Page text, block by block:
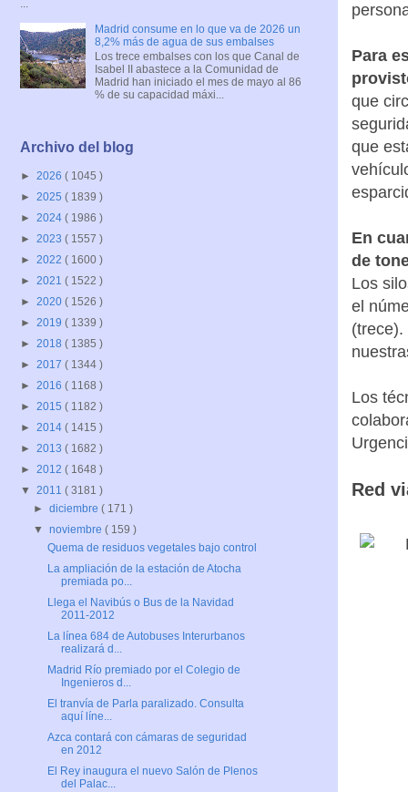
Para
que
que
En
de
Los
el
Los
Red
Madrid consume en lo que va de 2026 un
8,2% más de agua de sus embalses
Los trece embalses con los que Canal de
Isabel II abastece a la Comunidad de
Madrid han iniciado el mes de mayo al 86
% de su capacidad máxi...
Archivo del blog
► 2026 ( 1045 )
► 2025 ( 1839 )
► 2024 ( 1986 )
► 2023 ( 1557 )
► 2022 ( 1600 )
► 2021 ( 1522 )
► 2020 ( 1526 )
► 2019 ( 1339 )
► 2018 ( 1385 )
► 2017 ( 1344 )
► 2016 ( 1168 )
► 2015 ( 1182 )
► 2014 ( 1415 )
► 2013 ( 1682 )
► 2012 ( 1648 )
▼ 2011 ( 3181 )
►diciembre( 171 )
▼noviembre( 159 )
Quema de residuos vegetales bajo control
La ampliación de la estación de Atocha
premiada po...
Llega el Navibús o Bus de la Navidad
2011-2012
La línea 684 de Autobuses Interurbanos
realizará d...
Madrid Río premiado por el Colegio de
Ingenieros d...
El tranvía de Parla paralizado. Consulta
aquí líne...
Azca contará con cámaras de seguridad
en 2012
El Rey inaugura el nuevo Salón de Plenos
del Palac...